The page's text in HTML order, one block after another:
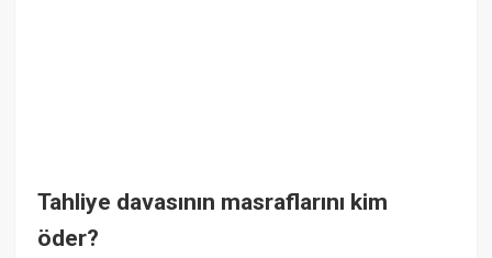
Tahliye davasının masraflarını kim
öder?